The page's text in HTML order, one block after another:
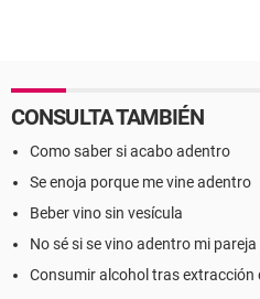
CONSULTA TAMBIÉN
Como saber si acabo adentro
Se enoja porque me vine adentro
Beber vino sin vesícula
No sé si se vino adentro mi pareja
Consumir alcohol tras extracción